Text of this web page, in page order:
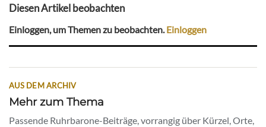
Diesen Artikel beobachten
Einloggen, um Themen zu beobachten. Einloggen
AUS DEM ARCHIV
Mehr zum Thema
Passende Ruhrbarone-Beiträge, vorrangig über Kürzel, Orte,